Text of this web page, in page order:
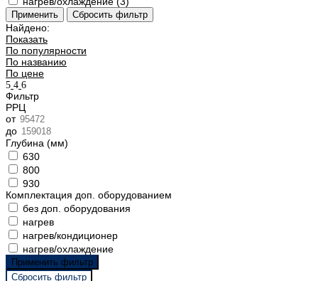
Найдено:
Показать
По популярности
По названию
По цене
Фильтр
РРЦ
от
до
Глубина (мм)
630
800
930
Комплектация доп. оборудованием
без доп. оборудования
нагрев
нагрев/кондиционер
нагрев/охлаждение